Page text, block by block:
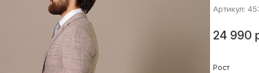
Артикул:
24 990
Рост